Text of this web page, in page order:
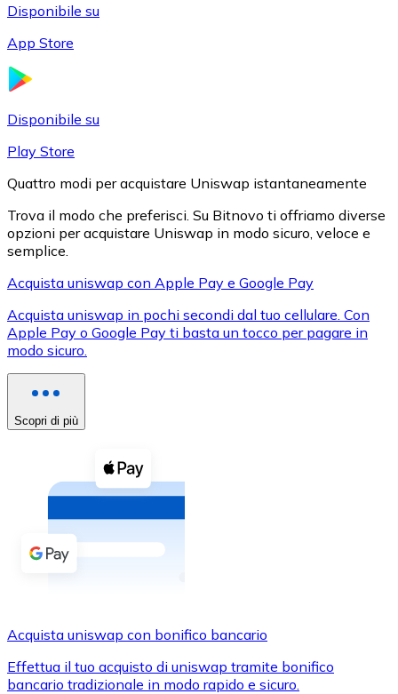
XRP
XRP
Vedi tutto
Buoni cripto
Acquista criptovalute in contanti e altri mezzi di
Acquista con contanti
Bonifico SEPA
Usa le carte Visa e Mastercard per acquistare
Disponibile su
App Store
Disponibile su
Play Store
Quattro modi per acquistare Uniswap istantaneamente
Trova il modo che preferisci. Su Bitnovo ti offriamo diverse
opzioni per acquistare Uniswap in modo sicuro, veloce e
semplice.
Acquista uniswap con Apple Pay e Google Pay
Acquista uniswap in pochi secondi dal tuo cellulare. Con
Apple Pay o Google Pay ti basta un tocco per pagare in
modo sicuro.
Scopri di più
Acquista uniswap con bonifico bancario
Effettua il tuo acquisto di uniswap tramite bonifico
bancario tradizionale in modo rapido e sicuro.